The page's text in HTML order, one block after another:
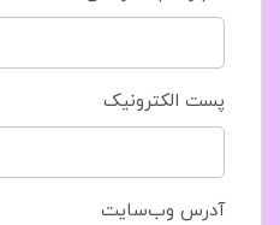
پست الکترونیک
آدرس وب‌سایت